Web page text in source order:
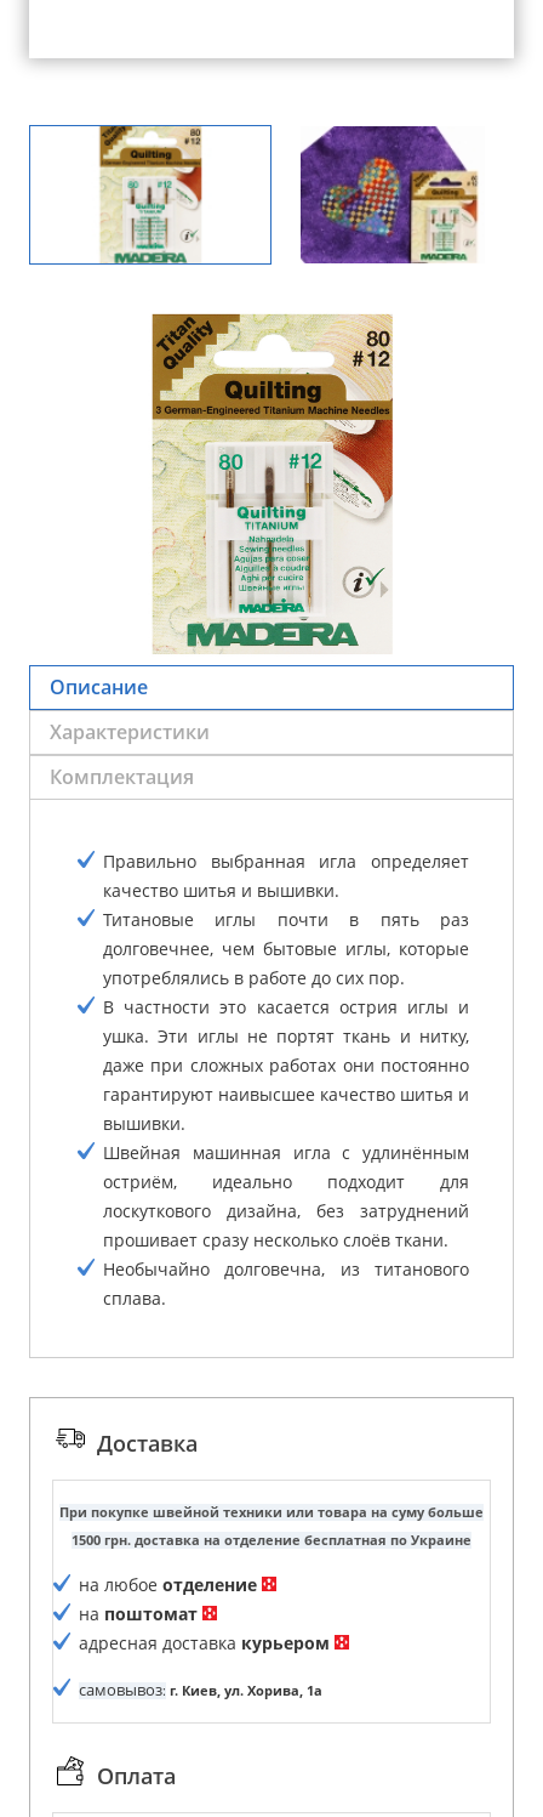
Описание
Характеристики
Комплектация
Правильно выбранная игла определяет
качество шитья и вышивки.
Титановые иглы почти в пять раз
долговечнее, чем бытовые иглы, которые
употреблялись в работе до сих пор.
В частности это касается острия иглы и
ушка. Эти иглы не портят ткань и нитку,
даже при сложных работах они постоянно
гарантируют наивысшее качество шитья и
вышивки.
Швейная машинная игла с удлинённым
остриём, идеально подходит для
лоскуткового дизайна, без затруднений
прошивает сразу несколько слоёв ткани.
Необычайно долговечна, из титанового
сплава.
Доставка
При покупке швейной техники или товара на суму больше
1500 грн. доставка на отделение бесплатная по Украине
на любое отделение
на поштомат
адресная доставка курьером
самовывоз: г. Киев, ул. Хорива, 1а
Оплата